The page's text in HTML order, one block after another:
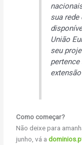
sua
União
seu
pertence
Como começar?
Não deixe para
junho, vá a